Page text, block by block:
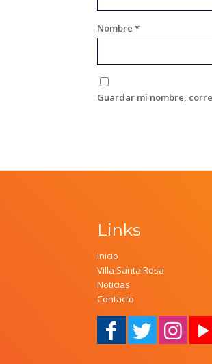
Nombre *
Guardar mi nombre,
Links
Inicio
Villa Santa Rosa
Noticias
Contacto